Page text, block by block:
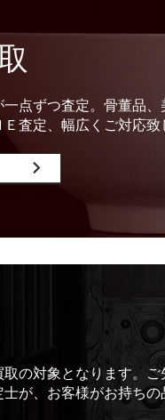
点ずつ査定。骨董品
査定、幅広くご対応致
取の対象となります。
が、お客様がお持ち